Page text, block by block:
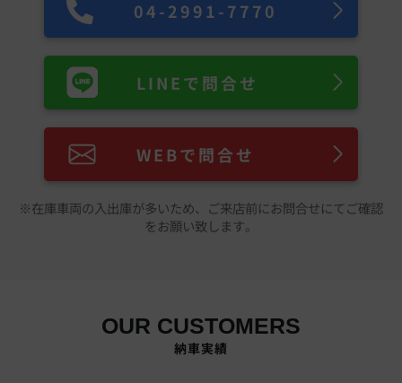
04-2991-7770
LINEで問合せ
WEBで問合せ
※在庫車両の入出庫が多いため、ご来店前にお問合せにてご確認
をお願い致します。
OUR CUSTOMERS
納車実績